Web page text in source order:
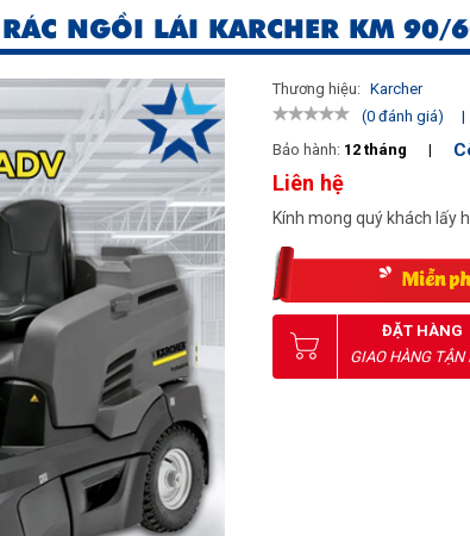
RÁC NGỒI LÁI KARCHER KM 90/
Thương hiệu: Karcher
(0 đánh giá)
|
Bảo hành: 12 tháng |
Liên hệ
Kính mong quý khách lấy
ĐẶT HÀNG
GIAO HÀNG TẬN